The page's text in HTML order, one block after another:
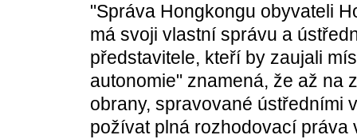
"Správa Hongkongu obyvateli
má svoji vlastní správu a
představitele, kteří by zaujali
autonomie" znamená, že až na
obrany, spravované ústředními
požívat plná rozhodovací práva